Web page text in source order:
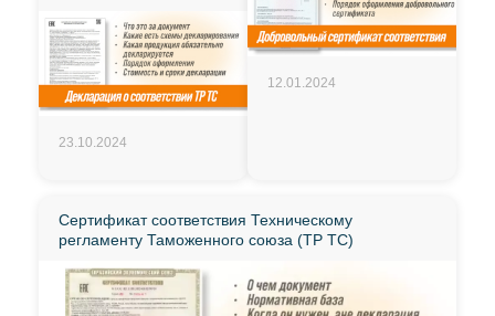
23.10.2024
12.01.2024
Сертификат соответствия Техническому
регламенту Таможенного союза (ТР ТС)